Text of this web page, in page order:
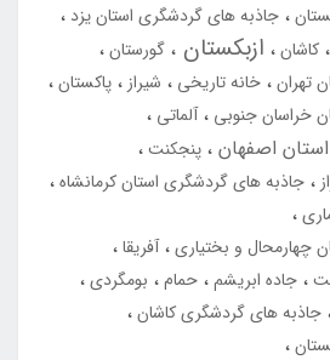
جاذبه های گردشگری استان یزد
کاشان ازبکستان
گورستان
تهران خانه تاریخی شیراز
پاکستان
خراسان جنوبی
آلماتی
اصفهان
پنجکنت
جاذبه های گردشگری استان کرمانشاه
چهارمحال و بختیاری آفریقا
جاده ابریشم حمام
بومگردی
جاذبه های گردشگری کاشان